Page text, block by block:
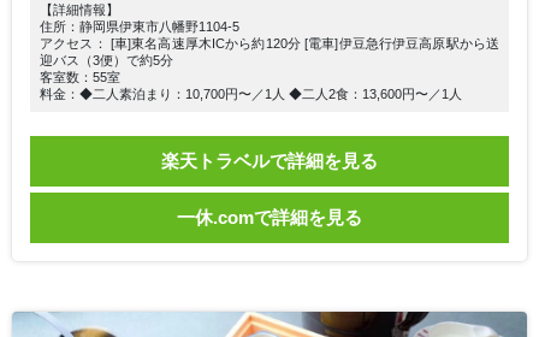
【詳細情報】
住所：静岡県伊東市八幡野1104-5
アクセス： [車]東名高速厚木ICから約120分 [電車]伊豆急行伊豆高原駅から送
迎バス（3便）で約5分
客室数：55室
料金：◆二人素泊まり：10,700円〜／1人 ◆二人2食：13,600円〜／1人
楽天トラベルで詳細を見る
一休.comで詳細を見る